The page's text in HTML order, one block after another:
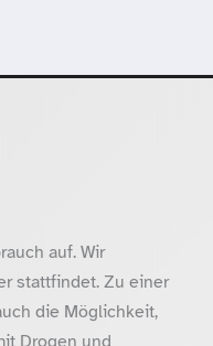
auf. Wir
stattfindet. Zu einer
die Möglichkeit,